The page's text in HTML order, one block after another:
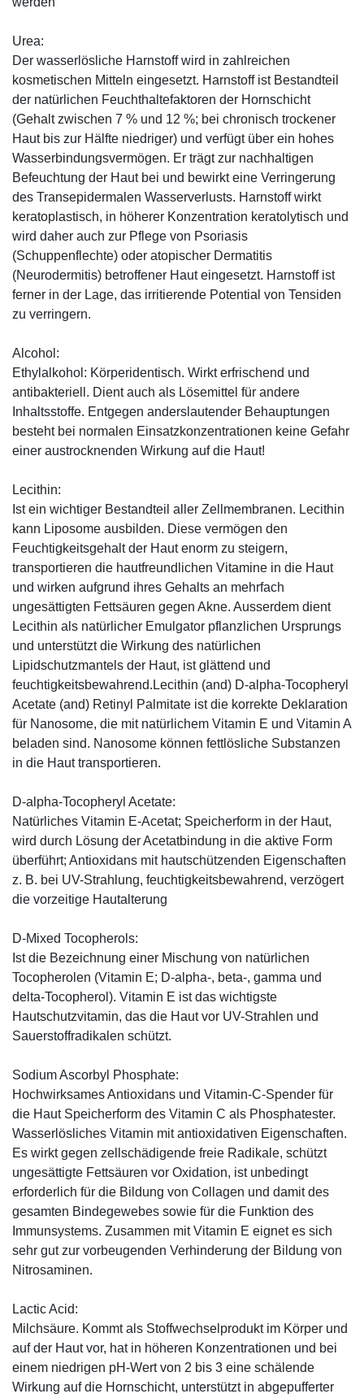
Urea:
Der wasserlösliche Harnstoff wird in zahlreichen
kosmetischen Mitteln eingesetzt. Harnstoff ist Bestandteil
der natürlichen Feuchthaltefaktoren der Hornschicht
(Gehalt zwischen 7 % und 12 %; bei chronisch trockener
Haut bis zur Hälfte niedriger) und verfügt über ein hohes
Wasserbindungsvermögen. Er trägt zur nachhaltigen
Befeuchtung der Haut bei und bewirkt eine Verringerung
des Transepidermalen Wasserverlusts. Harnstoff wirkt
keratoplastisch, in höherer Konzentration keratolytisch und
wird daher auch zur Pflege von Psoriasis
(Schuppenflechte) oder atopischer Dermatitis
(Neurodermitis) betroffener Haut eingesetzt. Harnstoff ist
ferner in der Lage, das irritierende Potential von Tensiden
zu verringern.
Alcohol:
Ethylalkohol: Körperidentisch. Wirkt erfrischend und
antibakteriell. Dient auch als Lösemittel für andere
Inhaltsstoffe. Entgegen anderslautender Behauptungen
besteht bei normalen Einsatzkonzentrationen keine Gefahr
einer austrocknenden Wirkung auf die Haut!
Lecithin:
Ist ein wichtiger Bestandteil aller Zellmembranen. Lecithin
kann Liposome ausbilden. Diese vermögen den
Feuchtigkeitsgehalt der Haut enorm zu steigern,
transportieren die hautfreundlichen Vitamine in die Haut
und wirken aufgrund ihres Gehalts an mehrfach
ungesättigten Fettsäuren gegen Akne. Ausserdem dient
Lecithin als natürlicher Emulgator pflanzlichen Ursprungs
und unterstützt die Wirkung des natürlichen
Lipidschutzmantels der Haut, ist glättend und
feuchtigkeitsbewahrend.Lecithin (and) D-alpha-Tocopheryl
Acetate (and) Retinyl Palmitate ist die korrekte Deklaration
für Nanosome, die mit natürlichem Vitamin E und Vitamin A
beladen sind. Nanosome können fettlösliche Substanzen
in die Haut transportieren.
D-alpha-Tocopheryl Acetate:
Natürliches Vitamin E-Acetat; Speicherform in der Haut,
wird durch Lösung der Acetatbindung in die aktive Form
überführt; Antioxidans mit hautschützenden Eigenschaften
z. B. bei UV-Strahlung, feuchtigkeitsbewahrend, verzögert
die vorzeitige Hautalterung
D-Mixed Tocopherols:
Ist die Bezeichnung einer Mischung von natürlichen
Tocopherolen (Vitamin E; D-alpha-, beta-, gamma und
delta-Tocopherol). Vitamin E ist das wichtigste
Hautschutzvitamin, das die Haut vor UV-Strahlen und
Sauerstoffradikalen schützt.
Sodium Ascorbyl Phosphate:
Hochwirksames Antioxidans und Vitamin-C-Spender für
die Haut Speicherform des Vitamin C als Phosphatester.
Wasserlösliches Vitamin mit antioxidativen Eigenschaften.
Es wirkt gegen zellschädigende freie Radikale, schützt
ungesättigte Fettsäuren vor Oxidation, ist unbedingt
erforderlich für die Bildung von Collagen und damit des
gesamten Bindegewebes sowie für die Funktion des
Immunsystems. Zusammen mit Vitamin E eignet es sich
sehr gut zur vorbeugenden Verhinderung der Bildung von
Nitrosaminen.
Lactic Acid:
Milchsäure. Kommt als Stoffwechselprodukt im Körper und
auf der Haut vor, hat in höheren Konzentrationen und bei
einem niedrigen pH-Wert von 2 bis 3 eine schälende
Wirkung auf die Hornschicht, unterstützt in abgepufferter